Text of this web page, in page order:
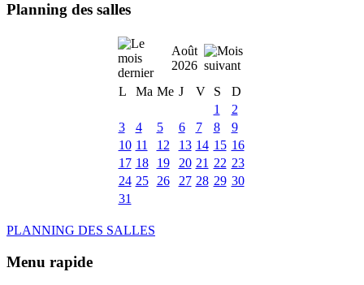
Planning des salles
Août
2026
L
Ma Me J V S
D
1
2
3
4 5 6 7 8
9
10 11 12 13 14 15 16
17 18 19 20 21 22 23
24 25 26 27 28 29 30
31
PLANNING DES SALLES
Menu rapide